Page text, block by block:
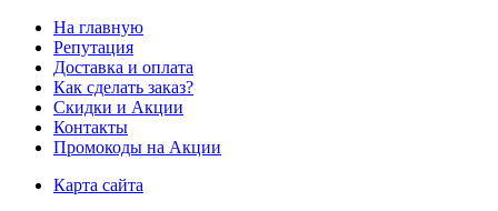
На главную
Репутация
Доставка и оплата
Как сделать заказ?
Скидки и Акции
Контакты
Промокоды на Акции
Карта сайта